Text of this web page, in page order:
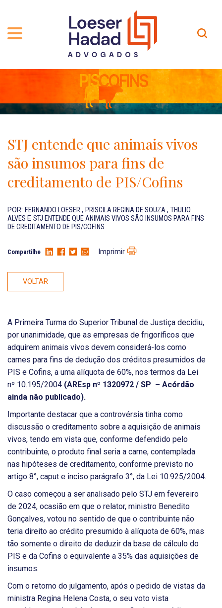
INCLUSÃO E DIVERSIDADE
PRÊMIOS
NOSSA EQUIPE
PROFISSIONAIS
CARREIRA
Contato
Localização
STJ entende que animais vivos
são insumos para fins de
creditamento de PIS/Cofins
POR: FERNANDO LOESER, PRISCILA REGINA DE SOUZA, THULIO
ALVES E STJ ENTENDE QUE ANIMAIS VIVOS SÃO INSUMOS PARA FINS
DE CREDITAMENTO DE PIS/COFINS
Compartilhe Imprimir
VOLTAR
A Primeira Turma do Superior Tribunal de Justiça decidiu,
por unanimidade, que as empresas de frigoríficos que
adquirem animais vivos devem considerá-los como
carnes para fins de dedução dos créditos presumidos de
PIS e Cofins, a uma alíquota de 60%, nos termos da Lei
nº 10.195/2004 (AREsp nº 1320972 / SP – Acórdão
ainda não publicado).
Importante destacar que a controvérsia tinha como
discussão o creditamento sobre a aquisição de animais
vivos, tendo em vista que, conforme defendido pelo
contribuinte, o produto final seria a carne, contemplada
nas hipóteses de creditamento, conforme previsto no
artigo 8°, caput e inciso parágrafo 3°, da Lei 10.925/2004.
O caso começou a ser analisado pelo STJ em fevereiro
de 2024, ocasião em que o relator, ministro Benedito
Gonçalves, votou no sentido de que o contribuinte não
teria direito ao crédito presumido à alíquota de 60%, mas
tão somente o direito de deduzir da base de cálculo do
PIS e da Cofins o equivalente a 35% das aquisições de
insumos.
Com o retorno do julgamento, após o pedido de vistas da
ministra Regina Helena Costa, o seu voto vista